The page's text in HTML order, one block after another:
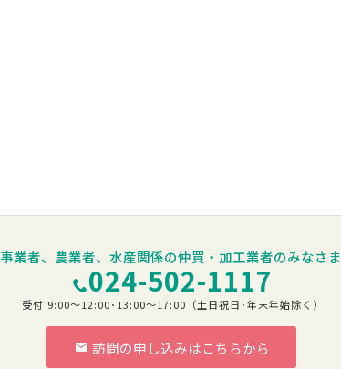
事業者、農業者、水産関係の仲買・加工業者のみなさま
024-502-1117
受付 9:00～12:00･13:00～17:00（土日祝日･年末年始除く）
訪問の申し込みはこちらから